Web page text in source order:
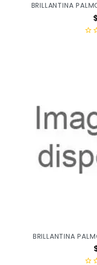
BRILLANTINA
BRILLANTINA